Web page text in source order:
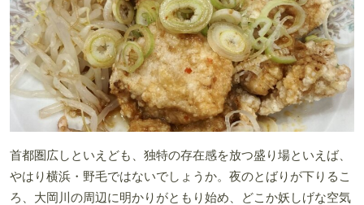
首都圏広しといえども、独特の存在感を放つ盛り場といえば、
やはり横浜・野毛ではないでしょうか。夜のとばりが下りるこ
ろ、大岡川の周辺に明かりがともり始め、どこか妖しげな空気